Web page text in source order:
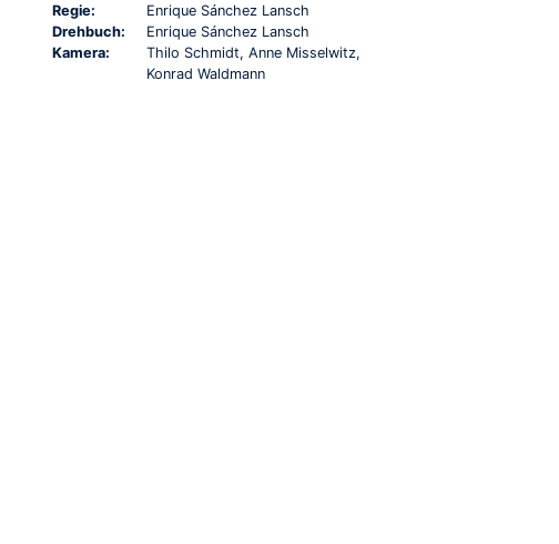
Regie:
Enrique Sánchez Lansch
Drehbuch:
Enrique Sánchez Lansch
Kamera:
Thilo Schmidt, Anne Misselwitz,
Konrad Waldmann